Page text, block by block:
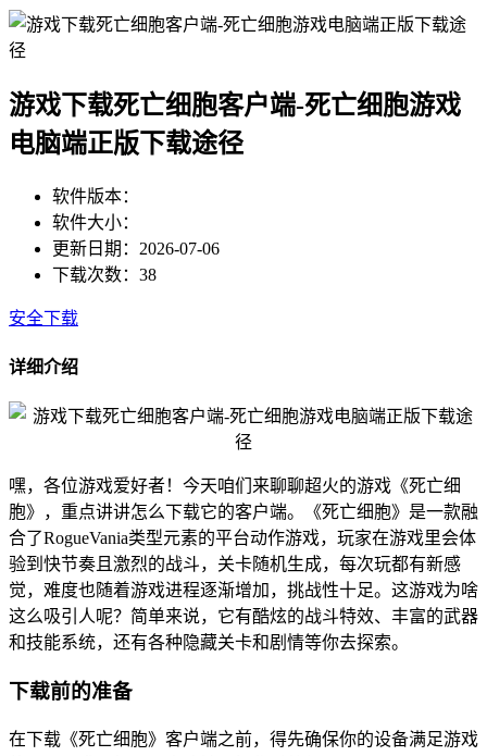
游戏下载死亡细胞客户端-死亡细胞游戏
电脑端正版下载途径
软件版本：
软件大小：
更新日期：2026-07-06
下载次数：38
安全下载
详细介绍
嘿，各位游戏爱好者！今天咱们来聊聊超火的游戏《死亡细
胞》，重点讲讲怎么下载它的客户端。《死亡细胞》是一款融
合了RogueVania类型元素的平台动作游戏，玩家在游戏里会体
验到快节奏且激烈的战斗，关卡随机生成，每次玩都有新感
觉，难度也随着游戏进程逐渐增加，挑战性十足。这游戏为啥
这么吸引人呢？简单来说，它有酷炫的战斗特效、丰富的武器
和技能系统，还有各种隐藏关卡和剧情等你去探索。
下载前的准备
在下载《死亡细胞》客户端之前，得先确保你的设备满足游戏